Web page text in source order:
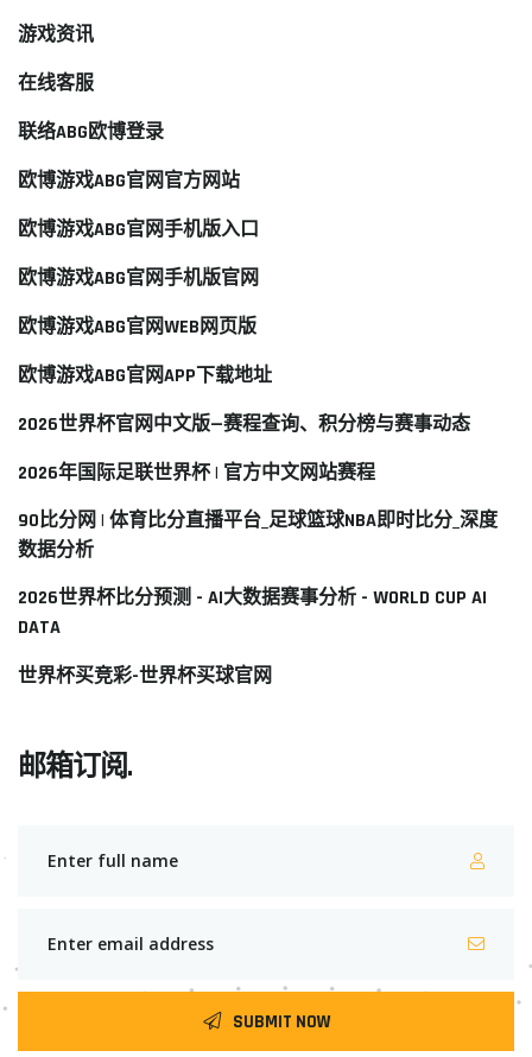
游戏资讯
在线客服
联络ABG欧博登录
欧博游戏ABG官网官方网站
欧博游戏ABG官网手机版入口
欧博游戏ABG官网手机版官网
欧博游戏ABG官网WEB网页版
欧博游戏ABG官网APP下载地址
2026世界杯官网中文版—赛程查询、积分榜与赛事动态
2026年国际足联世界杯 | 官方中文网站赛程
90比分网 | 体育比分直播平台_足球篮球NBA即时比分_深度
数据分析
2026世界杯比分预测 - AI大数据赛事分析 - WORLD CUP AI
DATA
世界杯买竞彩-世界杯买球官网
邮箱订阅.
SUBMIT NOW